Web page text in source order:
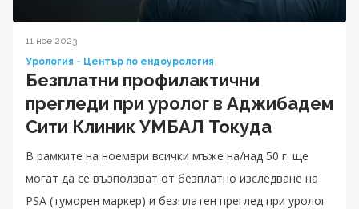
11 ное 2023
Урология - Център по ендоурология
Безплатни профилактични
прегледи при уролог в Аджибадем
Сити Клиник УМБАЛ Токуда
В рамките на ноември всички мъже на/над 50 г. ще
могат да се възползват от безплатно изследване на
PSA (туморен маркер) и безплатен преглед при уролог